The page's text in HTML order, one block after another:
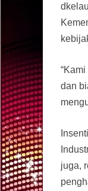
dan
juga,